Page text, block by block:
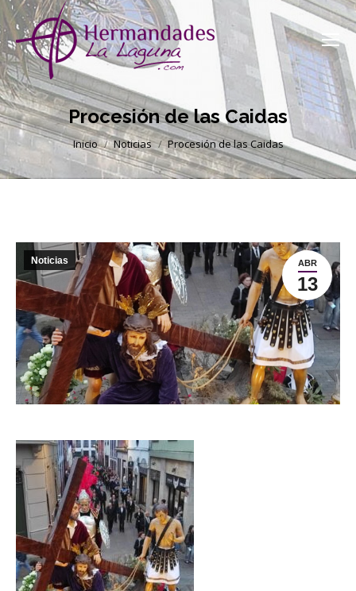
Procesión de las Caidas
Estás aquí:
Inicio Noticias Procesión de las Caidas
ABR
13
Noticias